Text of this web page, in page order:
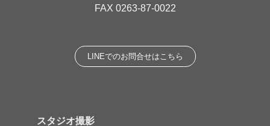
FAX 0263-87-0022
LINEでのお問合せはこちら
スタジオ撮影